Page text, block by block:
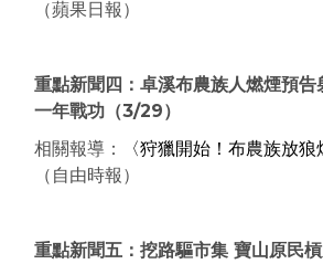
（蘋果日報）
重點新聞四：卓溪布農族人燃煙預
一年戰功 （3/29）
相關報導：
〈狩獵開始！布農族放狼
（自由時報）
重點新聞五：挖路驅市集 寶山原民